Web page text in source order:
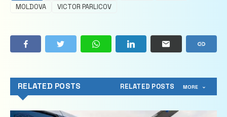
MOLDOVA
VICTOR PARLICOV
RELATED POSTS RELATED POSTS MORE